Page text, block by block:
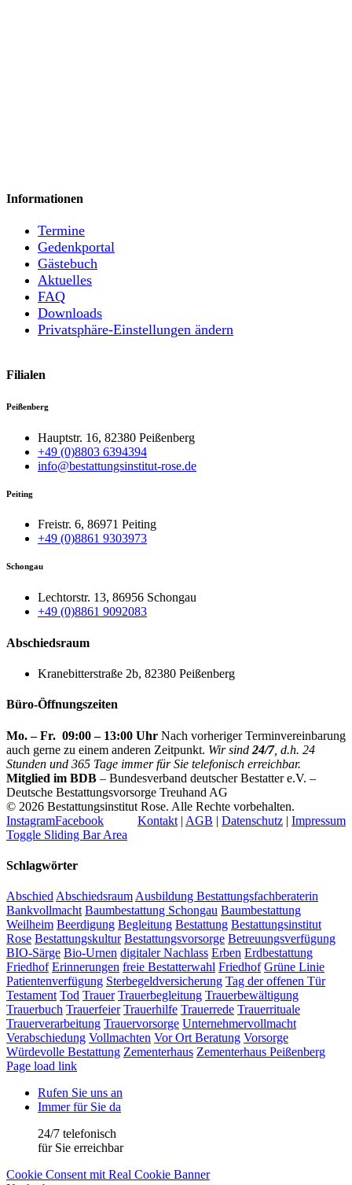
Informationen
Termine
Gedenkportal
Gästebuch
Aktuelles
FAQ
Downloads
Privatsphäre-Einstellungen ändern
Filialen
Peißenberg
Hauptstr. 16, 82380 Peißenberg
+49 (0)8803 6394394
info@bestattungsinstitut-rose.de
Peiting
Freistr. 6, 86971 Peiting
+49 (0)8861 9303973
Schongau
Lechtorstr. 13, 86956 Schongau
+49 (0)8861 9092083
Abschiedsraum
Kranebitterstraße 2b, 82380 Peißenberg
Büro-Öffnungszeiten
Mo. – Fr. 09:00 – 13:00 Uhr Nach vorheriger Terminvereinbarung
auch gerne zu einem anderen Zeitpunkt. Wir sind 24/7, d.h. 24
Stunden und 365 Tage immer für Sie telefonisch erreichbar.
Mitglied im BDB – Bundesverband deutscher Bestatter e.V. –
Deutsche Bestattungsvorsorge Treuhand AG
© 2026 Bestattungsinstitut Rose. Alle Rechte vorbehalten.
Kontakt | AGB | Datenschutz | Impressum
InstagramFacebook
Toggle Sliding Bar Area
Schlagwörter
Abschied Abschiedsraum Ausbildung Bestattungsfachberaterin
Bankvollmacht Baumbestattung Schongau Baumbestattung
Weilheim Beerdigung Begleitung Bestattung Bestattungsinstitut
Rose Bestattungskultur Bestattungsvorsorge Betreuungsverfügung
BIO-Särge Bio-Urnen digitaler Nachlass Erben Erdbestattung
Friedhof Erinnerungen freie Bestatterwahl Friedhof Grüne Linie
Patientenverfügung Sterbegeldversicherung Tag der offenen Tür
Testament Tod Trauer Trauerbegleitung Trauerbewältigung
Trauerbuch Trauerfeier Trauerhilfe Trauerrede Trauerrituale
Trauerverarbeitung Trauervorsorge Unternehmervollmacht
Verabschiedung Vollmachten Vor Ort Beratung Vorsorge
Würdevolle Bestattung Zementerhaus Zementerhaus Peißenberg
Page load link
Rufen Sie uns an
Immer für Sie da
24/7 telefonisch
für Sie erreichbar
Cookie Consent mit Real Cookie Banner